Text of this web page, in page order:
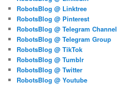
RobotsBlog @ Linktree
RobotsBlog @ Pinterest
RobotsBlog @ Telegram Channel
RobotsBlog @ Telegram Group
RobotsBlog @ TikTok
RobotsBlog @ Tumblr
RobotsBlog @ Twitter
RobotsBlog @ Youtube